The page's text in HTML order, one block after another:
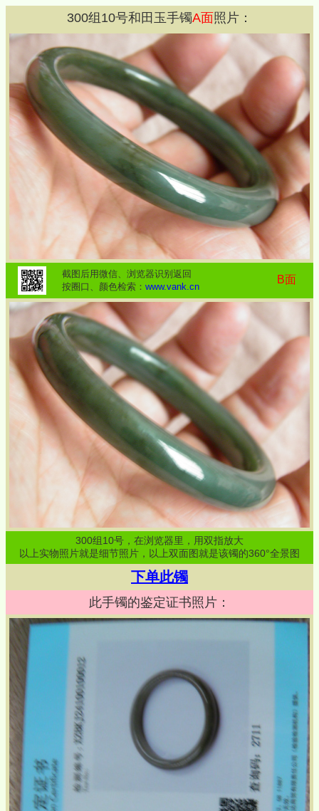
300组 10号和田玉手镯A面照片：
截图后用微信、浏览器识别返回
按圈口、颜色检索： www.vank.cn
B面
300组10号，在浏览器里，用双指放大
以上实物照片就是细节照片，以上双面图就是该镯的360°全景图
下单此镯
此手镯的鉴定证书照片：